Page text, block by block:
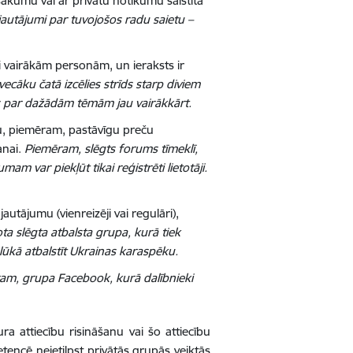
par tuvojošos radu saietu –
personām, un ieraksts ir
čatā izcēlies strīds starp diviem
dažādām tēmām jau vairākkārt.
piemēram, pastāvīgu preču
Piemēram, slēgts forums tīmeklī,
var piekļūt tikai reģistrēti lietotāji.
(vienreizēji vai regulāri),
slēgta atbalsta grupa, kurā tiek
atbalstīt Ukrainas karaspēku.
grupa Facebook, kurā dalībnieki
attiecību risināšanu vai šo attiecību